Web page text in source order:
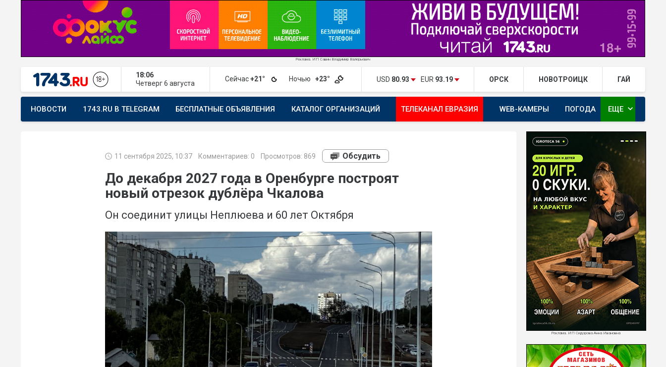
Реклама. ИП Савин Владимир Валерьевич
18:06
Четверг 6 августа
Сейчас+21° Ночью +23° USD 80.93 EUR 93.19 ОРСК НОВОТРОИЦК ГАЙ
НОВОСТИ 1743.RU В TELEGRAM БЕСПЛАТНЫЕ ОБЪЯВЛЕНИЯ КАТАЛОГ ОРГАНИЗАЦИЙ ТЕЛЕКАНАЛ ЕВРАЗИЯ WEB-КАМЕРЫ ПОГОДА
ОРЕНБУРГ - ГЕРОИ РЯДОМ С НАМИ
ЕЩЕ expand_more
11 сентября 2025, 10:37 Комментариев: 0 Просмотров: 869 Обсудить
До декабря 2027 года в Оренбурге построят
новый отрезок дублёра Чкалова
Он соединит улицы Неплюева и 60 лет Октября
Реклама. ИП Сидорова Анна Ивановна